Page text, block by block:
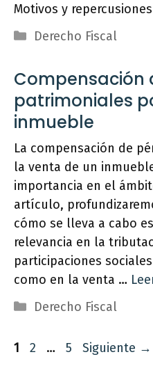
Motivos y
Categorías
Derecho Fiscal
Compensación
patrimoniales
inmueble
La compensación de
la venta de un
importancia en el
artículo,
cómo se lleva a cabo
relevancia en la
participaciones
como en la venta …
Categorías
Derecho Fiscal
Página
1 Página
2 … Página
5 Siguiente →